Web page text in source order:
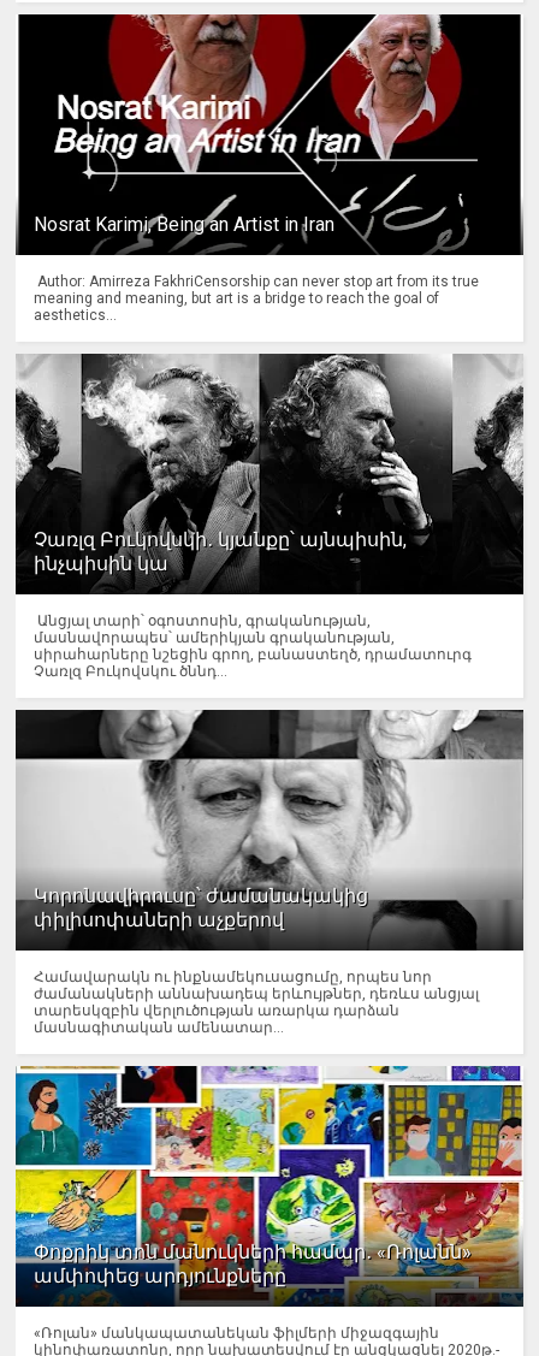
Nosrat Karimi, Being an Artist in Iran
Author: Amirreza FakhriCensorship can never stop art from its true
meaning and meaning, but art is a bridge to reach the goal of
aesthetics...
Չառլզ Բուկովսկի․ կյանքը՝ այնպիսին,
ինչպիսին կա
Անցյալ տարի՝ օգոստոսին, գրականության,
մասնավորապես՝ ամերիկյան գրականության,
սիրահարները նշեցին գրող, բանաստեղծ, դրամատուրգ
Չառլզ Բուկովսկու ծննդ...
Կորոնավիրուսը՝ ժամանակակից
փիլիսոփաների աչքերով
Համավարակն ու ինքնամեկուսացումը, որպես նոր
ժամանակների աննախադեպ երևույթներ, դեռևս անցյալ
տարեսկզբին վերլուծության առարկա դարձան
մասնագիտական ամենատար...
Փոքրիկ տոն մանուկների համար․ «Ռոլանն»
ամփոփեց արդյունքները
«Ռոլան» մանկապատանեկան ֆիլմերի միջազգային
կինոփառատոնը, որը նախատեսվում էր անցկացնել 2020թ.-